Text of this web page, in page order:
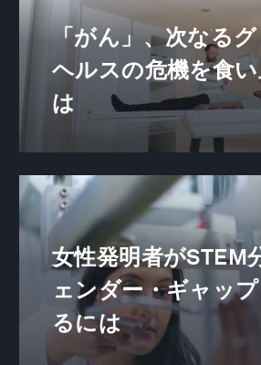
「がん」、次なる
ヘルスの危機を食
は
女性発明者がSTEM
ェンダー・ギャッ
るには